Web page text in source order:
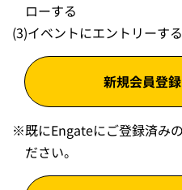
ローする
(3)イベントにエントリーする
新規会員登
※既にEngateにご登録済み
ださい。